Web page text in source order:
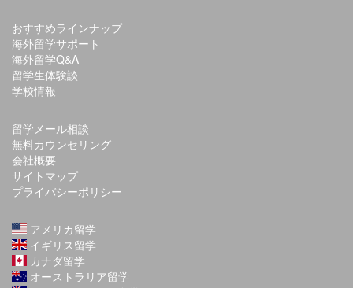
おすすめラインナップ
海外留学サポート
海外留学Q&A
留学生体験談
学校情報
留学メール相談
無料カウンセリング
会社概要
サイトマップ
プライバシーポリシー
アメリカ留学
イギリス留学
カナダ留学
オーストラリア留学